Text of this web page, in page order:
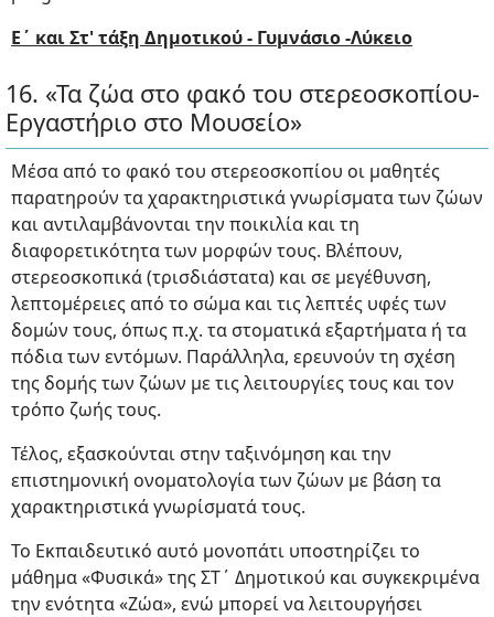
Ε΄ και Στ' τάξη Δημοτικού - Γυμνάσιο -Λύκειο
16. «Τα ζώα στο φακό του στερεοσκοπίου-
Εργαστήριο στο Μουσείο»
Μέσα από το φακό του στερεοσκοπίου οι μαθητές
παρατηρούν τα χαρακτηριστικά γνωρίσματα των ζώων
και αντιλαμβάνονται την ποικιλία και τη
διαφορετικότητα των μορφών τους. Βλέπουν,
στερεοσκοπικά (τρισδιάστατα) και σε μεγέθυνση,
λεπτομέρειες από το σώμα και τις λεπτές υφές των
δομών τους, όπως π.χ. τα στοματικά εξαρτήματα ή τα
πόδια των εντόμων. Παράλληλα, ερευνούν τη σχέση
της δομής των ζώων με τις λειτουργίες τους και τον
τρόπο ζωής τους.
Τέλος, εξασκούνται στην ταξινόμηση και την
επιστημονική ονοματολογία των ζώων με βάση τα
χαρακτηριστικά γνωρίσματά τους.
Το Εκπαιδευτικό αυτό μονοπάτι υποστηρίζει το
μάθημα «Φυσικά» της ΣΤ΄ Δημοτικού και συγκεκριμένα
την ενότητα «Ζώα», ενώ μπορεί να λειτουργήσει